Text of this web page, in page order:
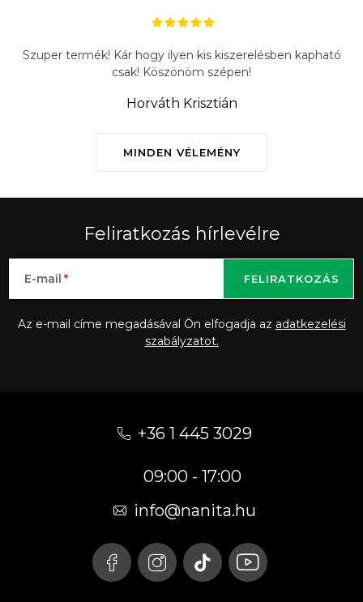
MINDEN VÉLEMÉNY
Szuper termék! Kár hogy ilyen kis kiszerelésben kapható
csak! Köszönöm szépen!
Horváth Krisztián
Feliratkozás hírlevélre
E-mail
Az e-mail címe megadásával Ön elfogadja az adatkezelési
szabályzatot.
FELIRATKOZÁS
+36 1 445 3029
09:00 - 17:00
info@nanita.hu